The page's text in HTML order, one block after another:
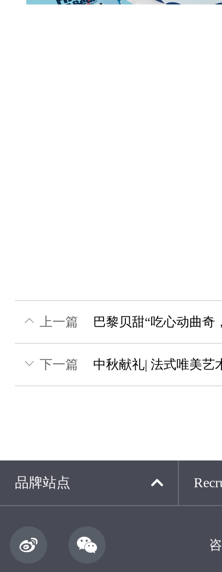
上一篇
下一篇 中秋献礼| 法式唯美艺
品牌站点